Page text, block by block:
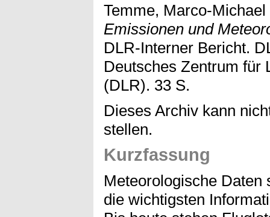
Temme, Marco-Michael
Emissionen und
DLR-Interner Bericht.
Deutsches Zentrum für
(DLR). 33 S.
Dieses Archiv kann
stellen.
Kurzfassung
Meteorologische Daten
die wichtigsten